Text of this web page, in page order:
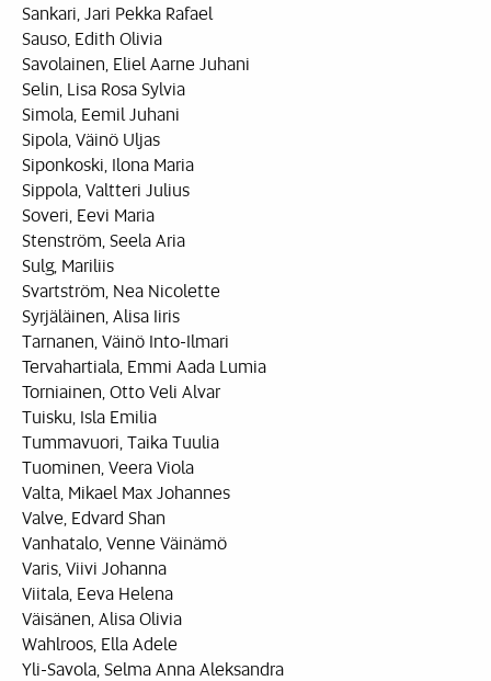
Sankari, Jari Pekka Rafael
Sauso, Edith Olivia
Savolainen, Eliel Aarne Juhani
Selin, Lisa Rosa Sylvia
Simola, Eemil Juhani
Sipola, Väinö Uljas
Siponkoski, Ilona Maria
Sippola, Valtteri Julius
Soveri, Eevi Maria
Stenström, Seela Aria
Sulg, Mariliis
Svartström, Nea Nicolette
Syrjäläinen, Alisa Iiris
Tarnanen, Väinö Into-Ilmari
Tervahartiala, Emmi Aada Lumia
Torniainen, Otto Veli Alvar
Tuisku, Isla Emilia
Tummavuori, Taika Tuulia
Tuominen, Veera Viola
Valta, Mikael Max Johannes
Valve, Edvard Shan
Vanhatalo, Venne Väinämö
Varis, Viivi Johanna
Viitala, Eeva Helena
Väisänen, Alisa Olivia
Wahlroos, Ella Adele
Yli-Savola, Selma Anna Aleksandra